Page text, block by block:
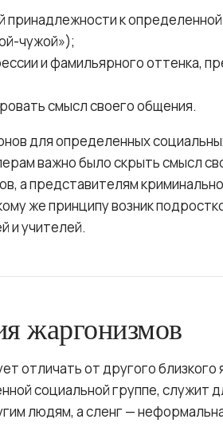
принадлежности к
чужой»);
и фамильярного оттенка,
смысл своего общения.
для определенных
важно было скрыть смысл
а представителям
же принципу возник
и учителей.
жаргонизмов
отличать от другого близкого
социальной группе, служит
людям, а сленг —